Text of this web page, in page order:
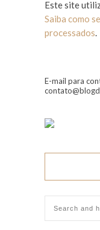
Este site
Saiba como
processados.
E-mail para